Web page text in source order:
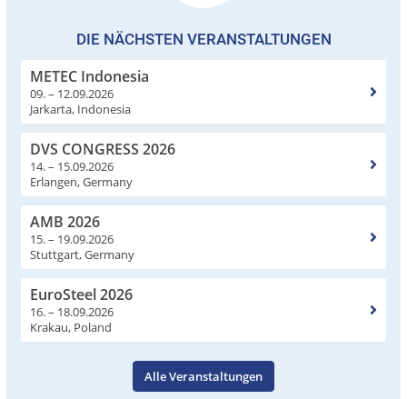
DIE NÄCHSTEN VERANSTALTUNGEN
METEC Indonesia
09. – 12.09.2026
Jarkarta, Indonesia
DVS CONGRESS 2026
14. – 15.09.2026
Erlangen, Germany
AMB 2026
15. – 19.09.2026
Stuttgart, Germany
EuroSteel 2026
16. – 18.09.2026
Krakau, Poland
Alle Veranstaltungen